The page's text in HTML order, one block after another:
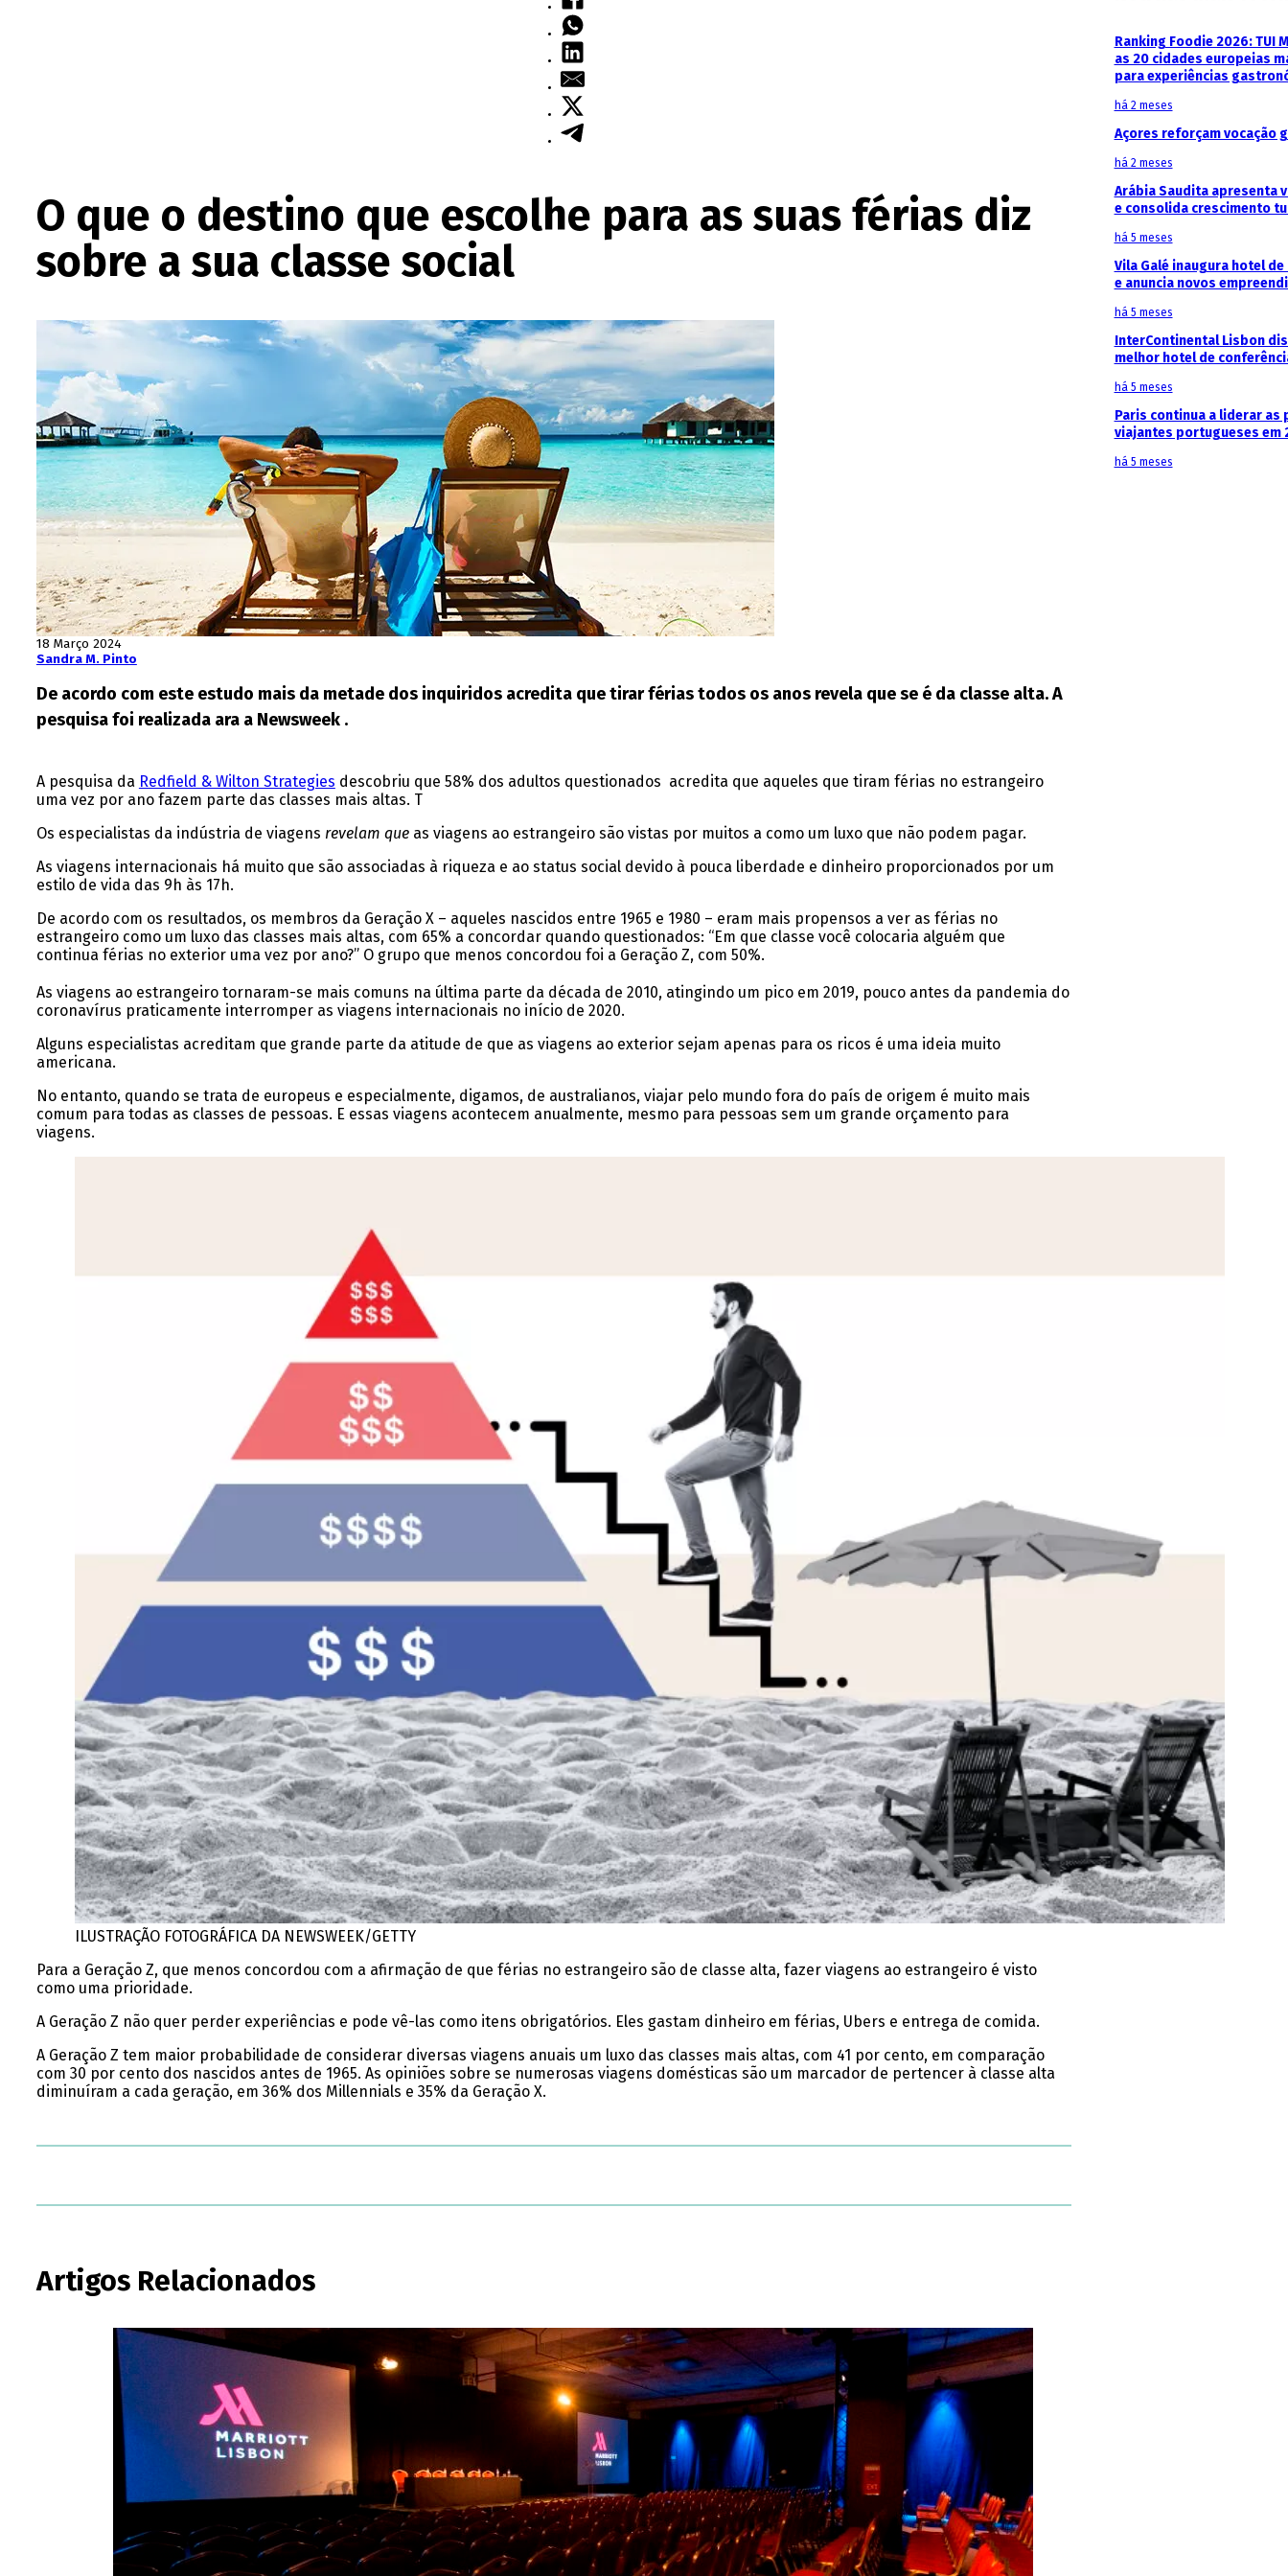
O que o destino que escolhe para as suas férias diz
sobre a sua classe social
18 Março 2024
Sandra M. Pinto
De acordo com este estudo mais da metade dos inquiridos acredita que tirar férias todos os anos revela que se é da classe alta. A
pesquisa foi realizada ara a Newsweek .
A pesquisa da Redfield & Wilton Strategies descobriu que 58% dos adultos questionados acredita que aqueles que tiram férias no estrangeiro
uma vez por ano fazem parte das classes mais altas. T
Os especialistas da indústria de viagens revelam que as viagens ao estrangeiro são vistas por muitos a como um luxo que não podem pagar.
As viagens internacionais há muito que são associadas à riqueza e ao status social devido à pouca liberdade e dinheiro proporcionados por um
estilo de vida das 9h às 17h.
De acordo com os resultados, os membros da Geração X – aqueles nascidos entre 1965 e 1980 – eram mais propensos a ver as férias no
estrangeiro como um luxo das classes mais altas, com 65% a concordar quando questionados: “Em que classe você colocaria alguém que
continua férias no exterior uma vez por ano?” O grupo que menos concordou foi a Geração Z, com 50%.
As viagens ao estrangeiro tornaram-se mais comuns na última parte da década de 2010, atingindo um pico em 2019, pouco antes da pandemia do
coronavírus praticamente interromper as viagens internacionais no início de 2020.
Alguns especialistas acreditam que grande parte da atitude de que as viagens ao exterior sejam apenas para os ricos é uma ideia muito
americana.
No entanto, quando se trata de europeus e especialmente, digamos, de australianos, viajar pelo mundo fora do país de origem é muito mais
comum para todas as classes de pessoas. E essas viagens acontecem anualmente, mesmo para pessoas sem um grande orçamento para
viagens.
ILUSTRAÇÃO FOTOGRÁFICA DA NEWSWEEK/GETTY
Para a Geração Z, que menos concordou com a afirmação de que férias no estrangeiro são de classe alta, fazer viagens ao estrangeiro é visto
como uma prioridade.
A Geração Z não quer perder experiências e pode vê-las como itens obrigatórios. Eles gastam dinheiro em férias, Ubers e entrega de comida.
A Geração Z tem maior probabilidade de considerar diversas viagens anuais um luxo das classes mais altas, com 41 por cento, em comparação
com 30 por cento dos nascidos antes de 1965. As opiniões sobre se numerosas viagens domésticas são um marcador de pertencer à classe alta
diminuíram a cada geração, em 36% dos Millennials e 35% da Geração X.
Artigos Relacionados
Ranking Foodie 2026: TUI
as 20 cidades europeias
para experiências
há 2 meses
Açores reforçam vocação
há 2 meses
Arábia Saudita apresenta
e consolida crescimento
há 5 meses
Vila Galé inaugura hotel de
e anuncia novos
há 5 meses
InterContinental Lisbon
melhor hotel de
há 5 meses
Paris continua a liderar as
viajantes portugueses em
há 5 meses